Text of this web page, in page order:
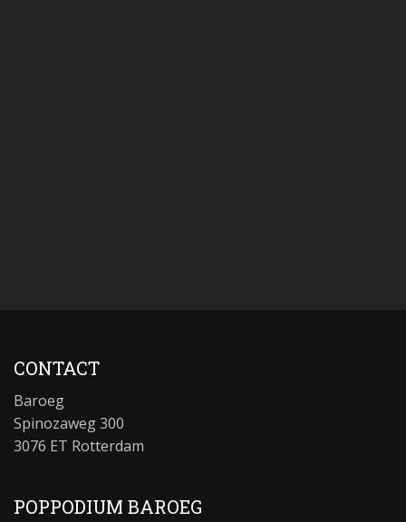
CONTACT
Baroeg
Spinozaweg 300
3076 ET Rotterdam
POPPODIUM BAROEG